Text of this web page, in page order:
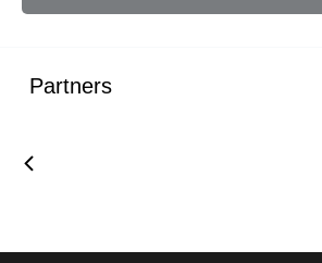
Partners